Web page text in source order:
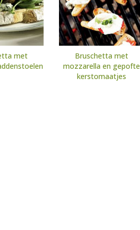
met
Bruschetta met
mozzarella en gepofte
kerstomaatjes